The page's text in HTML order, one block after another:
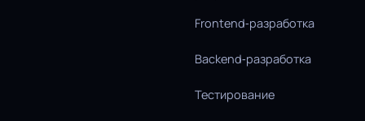
Frontend‑разработка
Backend‑разработка
Тестирование